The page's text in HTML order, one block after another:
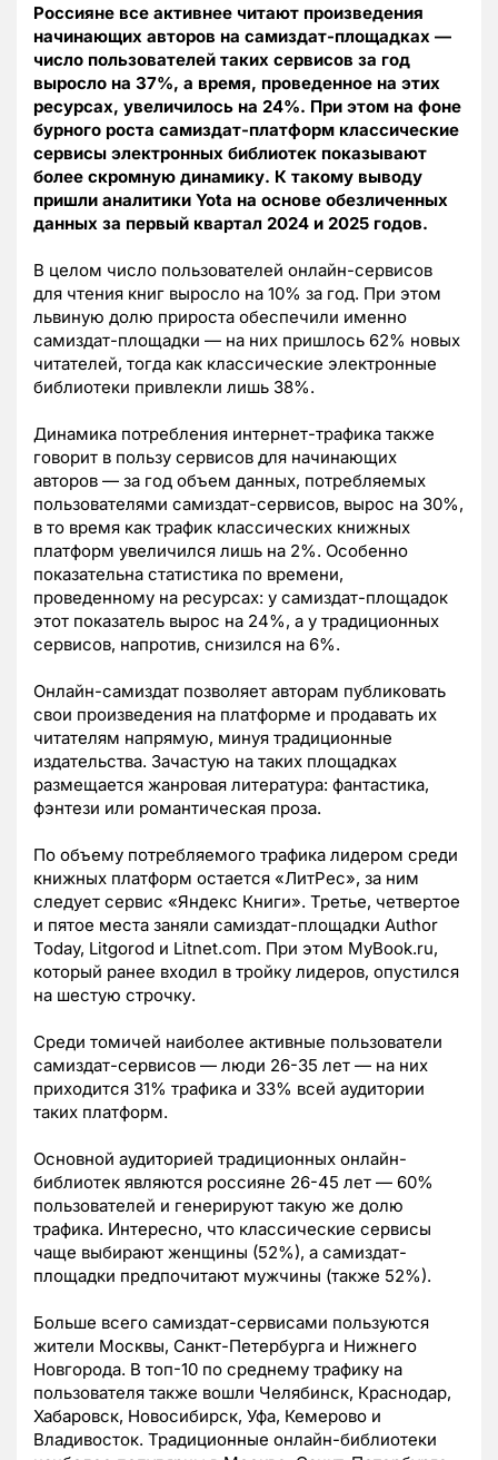
Россияне все активнее читают произведения
начинающих авторов на самиздат-площадках —
число пользователей таких сервисов за год
выросло на 37%, а время, проведенное на этих
ресурсах, увеличилось на 24%. При этом на фоне
бурного роста самиздат-платформ классические
сервисы электронных библиотек показывают
более скромную динамику. К такому выводу
пришли аналитики Yota на основе обезличенных
данных за первый квартал 2024 и 2025 годов.
В целом число пользователей онлайн-сервисов
для чтения книг выросло на 10% за год. При этом
львиную долю прироста обеспечили именно
самиздат-площадки — на них пришлось 62% новых
читателей, тогда как классические электронные
библиотеки привлекли лишь 38%.
Динамика потребления интернет-трафика также
говорит в пользу сервисов для начинающих
авторов — за год объем данных, потребляемых
пользователями самиздат-сервисов, вырос на 30%,
в то время как трафик классических книжных
платформ увеличился лишь на 2%. Особенно
показательна статистика по времени,
проведенному на ресурсах: у самиздат-площадок
этот показатель вырос на 24%, а у традиционных
сервисов, напротив, снизился на 6%.
Онлайн-самиздат позволяет авторам публиковать
свои произведения на платформе и продавать их
читателям напрямую, минуя традиционные
издательства. Зачастую на таких площадках
размещается жанровая литература: фантастика,
фэнтези или романтическая проза.
По объему потребляемого трафика лидером среди
книжных платформ остается «ЛитРес», за ним
следует сервис «Яндекс Книги». Третье, четвертое
и пятое места заняли самиздат-площадки Author
Today, Litgorod и Litnet.com. При этом MyBook.ru,
который ранее входил в тройку лидеров, опустился
на шестую строчку.
Среди томичей наиболее активные пользователи
самиздат-сервисов — люди 26-35 лет — на них
приходится 31% трафика и 33% всей аудитории
таких платформ.
Основной аудиторией традиционных онлайн-
библиотек являются россияне 26-45 лет — 60%
пользователей и генерируют такую же долю
трафика. Интересно, что классические сервисы
чаще выбирают женщины (52%), а самиздат-
площадки предпочитают мужчины (также 52%).
Больше всего самиздат-сервисами пользуются
жители Москвы, Санкт-Петербурга и Нижнего
Новгорода. В топ-10 по среднему трафику на
пользователя также вошли Челябинск, Краснодар,
Хабаровск, Новосибирск, Уфа, Кемерово и
Владивосток. Традиционные онлайн-библиотеки